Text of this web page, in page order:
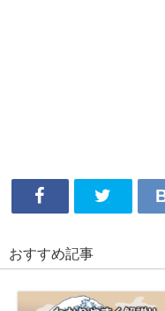
おすすめ記事